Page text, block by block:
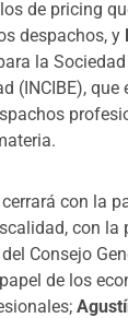
de pricing
despachos, y
la
(INCIBE),
con la
con la
Consejo
de los